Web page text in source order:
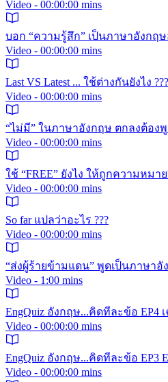
Video - 00:00:00 mins
บอก “ความรู้สึก” เป็นภาษาอังกฤ
Video - 00:00:00 mins
Last VS Latest ... ใช้ต่างกันยังไง ???
Video - 00:00:00 mins
“ไม่มี” ในภาษาอังกฤษ ตกลงต้องพู
Video - 00:00:00 mins
ใช้ “FREE” ยังไง ให้ถูกความหมาย
Video - 00:00:00 mins
So far แปลว่าอะไร ???
Video - 00:00:00 mins
“ส่งผู้ร้ายข้ามแดน” พูดเป็นภาษาอัง
Video - 1:00 mins
EngQuiz อังกฤษ...คิดทีละข้อ EP4
Video - 00:00:00 mins
EngQuiz อังกฤษ...คิดทีละข้อ EP3
Video - 00:00:00 mins